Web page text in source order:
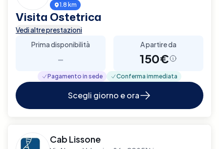
1.8 km
Visita Ostetrica
Vedi altre prestazioni
Prima disponibilità
-
A partire da
150€
Pagamento in sede Conferma immediata
Scegli giorno e ora
Cab Lissone